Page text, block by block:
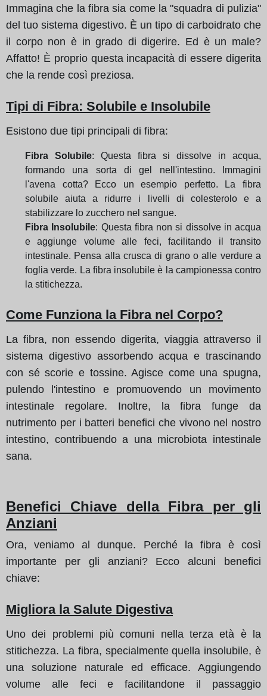
Immagina che la fibra sia come la "squadra di pulizia"
del tuo sistema digestivo. È un tipo di carboidrato che
il corpo non è in grado di digerire. Ed è un male?
Affatto! È proprio questa incapacità di essere digerita
che la rende così preziosa.
Tipi di Fibra: Solubile e Insolubile
Esistono due tipi principali di fibra:
Fibra Solubile: Questa fibra si dissolve in acqua,
formando una sorta di gel nell'intestino. Immagini
l'avena cotta? Ecco un esempio perfetto. La fibra
solubile aiuta a ridurre i livelli di colesterolo e a
stabilizzare lo zucchero nel sangue.
Fibra Insolubile: Questa fibra non si dissolve in acqua
e aggiunge volume alle feci, facilitando il transito
intestinale. Pensa alla crusca di grano o alle verdure a
foglia verde. La fibra insolubile è la campionessa contro
la stitichezza.
Come Funziona la Fibra nel Corpo?
La fibra, non essendo digerita, viaggia attraverso il
sistema digestivo assorbendo acqua e trascinando
con sé scorie e tossine. Agisce come una spugna,
pulendo l'intestino e promuovendo un movimento
intestinale regolare. Inoltre, la fibra funge da
nutrimento per i batteri benefici che vivono nel nostro
intestino, contribuendo a una microbiota intestinale
sana.
Benefici Chiave della Fibra per gli
Anziani
Ora, veniamo al dunque. Perché la fibra è così
importante per gli anziani? Ecco alcuni benefici
chiave:
Migliora la Salute Digestiva
Uno dei problemi più comuni nella terza età è la
stitichezza. La fibra, specialmente quella insolubile, è
una soluzione naturale ed efficace. Aggiungendo
volume alle feci e facilitandone il passaggio